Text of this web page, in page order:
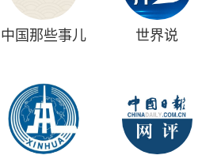
中国那些事儿 世界说